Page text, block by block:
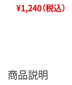
¥1,240（税込）
商品説明